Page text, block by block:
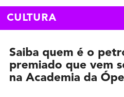
CULTURA
Saiba quem é o
premiado que vem
na Academia da